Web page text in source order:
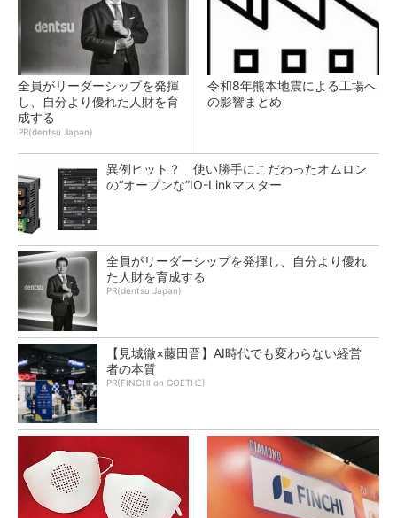
全員がリーダーシップを発揮
し、自分より優れた人財を育
成する
PR(dentsu Japan)
令和8年熊本地震による工場へ
の影響まとめ
異例ヒット？ 使い勝手にこだわったオムロン
の“オープンな”IO-Linkマスター
全員がリーダーシップを発揮し、自分より優れ
た人財を育成する
PR(dentsu Japan)
【見城徹×藤田晋】AI時代でも変わらない経営
者の本質
PR(FINCHI on GOETHE)